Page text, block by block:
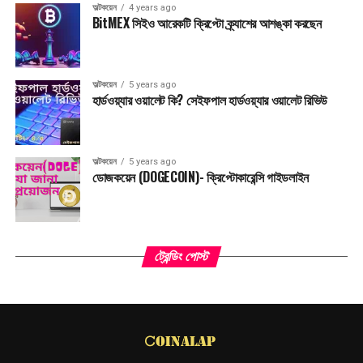
অল্টকয়েন 4 years ago
BitMEX সিইও আরেকটি ক্রিপ্টো ক্র্যাশের আশঙ্কা করছেন
অল্টকয়েন 5 years ago
হার্ডওয়্যার ওয়ালেট কি? সেইফপাল হার্ডওয়্যার ওয়ালেট রিভিউ
অল্টকয়েন 5 years ago
ডোজকয়েন (DOGECOIN)- ক্রিপ্টোকারেন্সি গাইডলাইন
ট্রেন্ডিং পোস্ট